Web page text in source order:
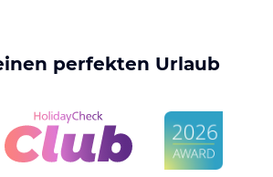
perfekten Urlaub